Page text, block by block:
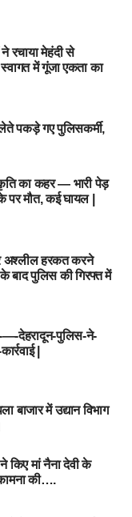
रचाया मेहंदी से
स्वागत में गूंजा एकता का
लेते पकड़े गए पुलिसकर्मी,
का कहर — भारी पेड़
पर मौत, कई घायल |
अश्लील हरकत करने
बाद पुलिस की गिरफ्त में
—-देहरादून-पुलिस-ने-
|
बाजार में उद्यान विभाग
किए मां नैना देवी के
की….